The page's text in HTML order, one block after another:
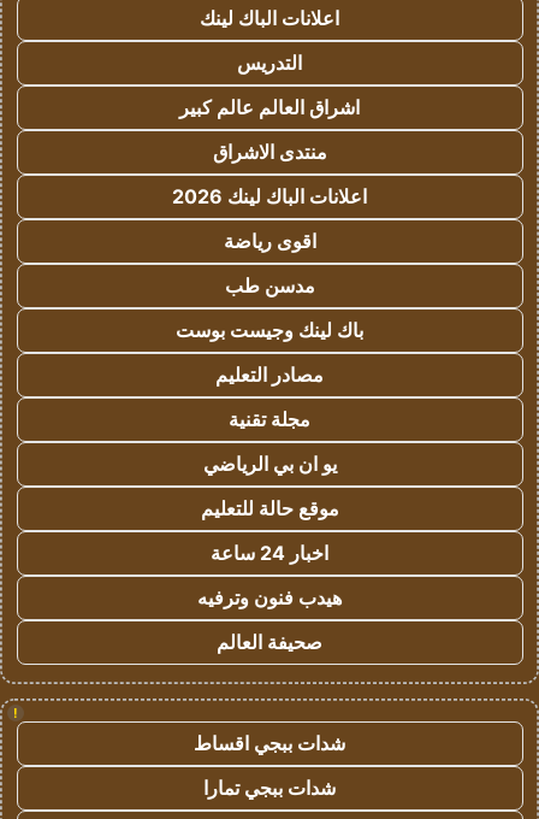
اعلانات الباك لينك
التدريس
اشراق العالم عالم كبير
منتدى الاشراق
اعلانات الباك لينك 2026
اقوى رياضة
مدسن طب
باك لينك وجيست بوست
مصادر التعليم
مجلة تقنية
يو ان بي الرياضي
موقع حالة للتعليم
اخبار 24 ساعة
هيدب فنون وترفيه
صحيفة العالم
!
شدات ببجي اقساط
شدات ببجي تمارا